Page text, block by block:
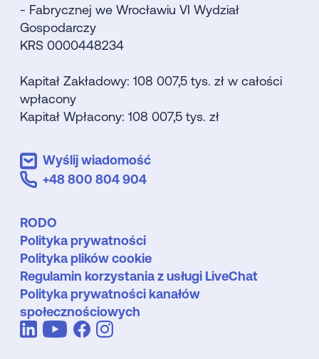
- Fabrycznej we Wrocławiu VI Wydział
Gospodarczy
KRS 0000448234
Kapitał Zakładowy: 108 007,5 tys. zł w całości
wpłacony
Kapitał Wpłacony: 108 007,5 tys. zł
Wyślij wiadomość
+48 800 804 904
RODO
Polityka prywatności
Polityka plików cookie
Regulamin korzystania z usługi LiveChat
Polityka prywatności kanałów
społecznościowych